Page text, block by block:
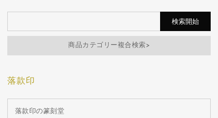
商品カテゴリー複合検索>
落款印
落款印の篆刻堂